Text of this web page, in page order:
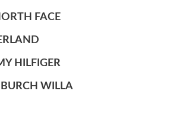
FACE
HILFIGER
WILLA